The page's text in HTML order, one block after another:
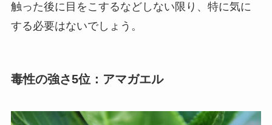
触った後に目をこするなどしない限り、特に気に
する必要はないでしょう。
毒性の強さ5位：アマガエル